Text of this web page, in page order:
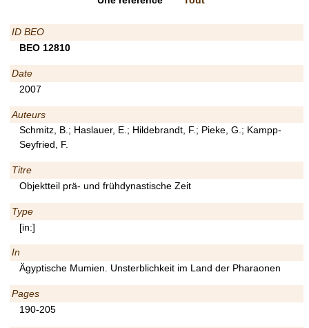
ID BEO
BEO 12810
Date
2007
Auteurs
Schmitz, B.; Haslauer, E.; Hildebrandt, F.; Pieke, G.; Kampp-
Seyfried, F.
Titre
Objektteil prä- und frühdynastische Zeit
Type
[in:]
In
Ägyptische Mumien. Unsterblichkeit im Land der Pharaonen
Pages
190-205